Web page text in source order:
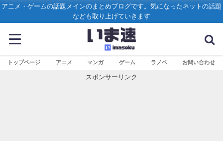
アニメ・ゲームの話題メインのまとめブログです。気になったネットの話題
なども取り上げていきます
トップページ アニメ マンガ ゲーム ラノベ お問い合わせ
スポンサーリンク